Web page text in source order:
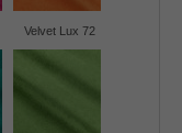
Velvet Lux 72